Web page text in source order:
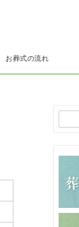
お葬式の流れ
索：